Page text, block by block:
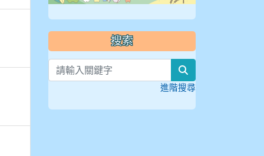
搜索
進階搜尋